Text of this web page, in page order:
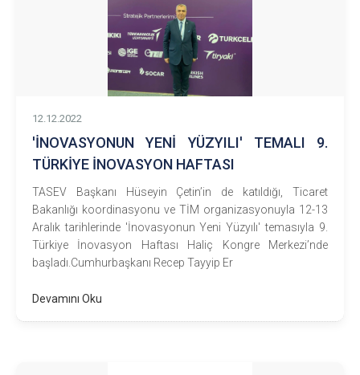
12.12.2022
'İNOVASYONUN YENİ YÜZYILI' TEMALI 9.
TÜRKİYE İNOVASYON HAFTASI
TASEV Başkanı Hüseyin Çetin’in de katıldığı, Ticaret
Bakanlığı koordinasyonu ve TİM organizasyonuyla 12-13
Aralık tarihlerinde 'İnovasyonun Yeni Yüzyılı' temasıyla 9.
Türkiye İnovasyon Haftası Haliç Kongre Merkezi’nde
başladı.Cumhurbaşkanı Recep Tayyip Er
Devamını Oku